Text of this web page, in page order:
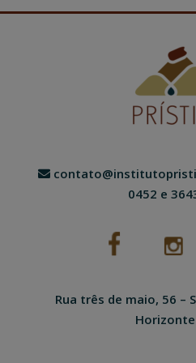
0452 e
Rua três de maio, 56 –
Horizonte